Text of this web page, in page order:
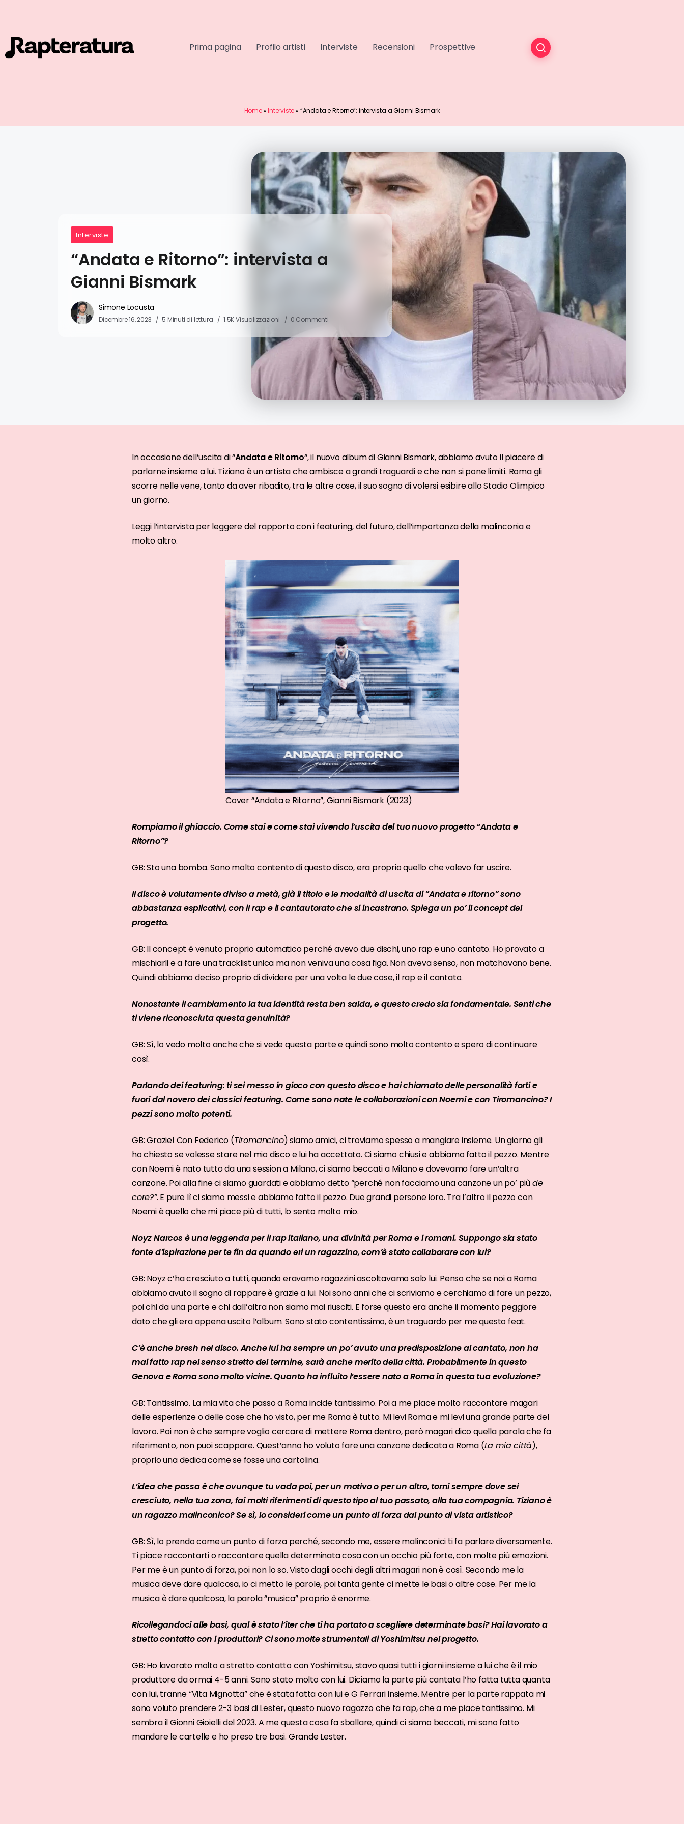
Prima pagina Profilo artisti Interviste Recensioni Prospettive
Home»Interviste» “Andata e Ritorno”: intervista a Gianni Bismark
Interviste
“Andata e Ritorno”: intervista a
Gianni Bismark
Simone Locusta
Dicembre 16, 2023 5 Minuti di lettura 1.5K Visualizzazioni 0 Commenti
In occasione dell’uscita di “Andata e Ritorno“, il nuovo album di Gianni Bismark, abbiamo avuto il piacere di
parlarne insieme a lui. Tiziano è un artista che ambisce a grandi traguardi e che non si pone limiti. Roma gli
scorre nelle vene, tanto da aver ribadito, tra le altre cose, il suo sogno di volersi esibire allo Stadio Olimpico
un giorno.
Leggi l’intervista per leggere del rapporto con i featuring, del futuro, dell’importanza della malinconia e
molto altro.
Cover “Andata e Ritorno”, Gianni Bismark (2023)
Rompiamo il ghiaccio. Come stai e come stai vivendo l’uscita del tuo nuovo progetto “Andata e
Ritorno”?
GB: Sto una bomba. Sono molto contento di questo disco, era proprio quello che volevo far uscire.
Il disco è volutamente diviso a metà, già il titolo e le modalità di uscita di ⁠”Andata e ritorno” sono
abbastanza esplicativi, con il rap e il cantautorato che si incastrano. Spiega un po’ il concept del
progetto.
GB: Il concept è venuto proprio automatico perché avevo due dischi, uno rap e uno cantato. Ho provato a
mischiarli e a fare una tracklist unica ma non veniva una cosa figa. Non aveva senso, non matchavano bene.
Quindi abbiamo deciso proprio di dividere per una volta le due cose, il rap e il cantato.
Nonostante il cambiamento la tua identità resta ben salda, e questo credo sia fondamentale. Senti che
ti viene riconosciuta questa genuinità?
GB: Sì, lo vedo molto anche che si vede questa parte e quindi sono molto contento e spero di continuare
così.
Parlando dei featuring: ti sei messo in gioco con questo disco e hai chiamato delle personalità forti e
fuori dal novero dei classici featuring. Come sono nate le collaborazioni con Noemi e con Tiromancino? I
pezzi sono molto potenti.
GB: Grazie! Con Federico (Tiromancino) siamo amici, ci troviamo spesso a mangiare insieme. Un giorno gli
ho chiesto se volesse stare nel mio disco e lui ha accettato. Ci siamo chiusi e abbiamo fatto il pezzo. Mentre
con Noemi è nato tutto da una session a Milano, ci siamo beccati a Milano e dovevamo fare un’altra
canzone. Poi alla fine ci siamo guardati e abbiamo detto “perché non facciamo una canzone un po’ piùde
core?”. E pure lì ci siamo messi e abbiamo fatto il pezzo. Due grandi persone loro. Tra l’altro il pezzo con
Noemi è quello che mi piace più di tutti, lo sento molto mio.
Noyz Narcos è una leggenda per il rap italiano, una divinità per Roma e i romani. Suppongo sia stato
fonte d’ispirazione per te fin da quando eri un ragazzino, com’è stato collaborare con lui?
GB: Noyz c’ha cresciuto a tutti, quando eravamo ragazzini ascoltavamo solo lui. Penso che se noi a Roma
abbiamo avuto il sogno di rappare è grazie a lui. Noi sono anni che ci scriviamo e cerchiamo di fare un pezzo,
poi chi da una parte e chi dall’altra non siamo mai riusciti. E forse questo era anche il momento peggiore
dato che gli era appena uscito l’album. Sono stato contentissimo, è un traguardo per me questo feat.
C’è anche bresh nel disco. Anche lui ha sempre un po’ avuto una predisposizione al cantato, non ha
mai fatto rap nel senso stretto del termine, sarà anche merito della città. Probabilmente in questo
Genova e Roma sono molto vicine. Quanto ha influito l’essere nato a Roma in questa tua evoluzione?
GB: Tantissimo. La mia vita che passo a Roma incide tantissimo. Poi a me piace molto raccontare magari
delle esperienze o delle cose che ho visto, per me Roma è tutto. Mi levi Roma e mi levi una grande parte del
lavoro. Poi non è che sempre voglio cercare di mettere Roma dentro, però magari dico quella parola che fa
riferimento, non puoi scappare. Quest’anno ho voluto fare una canzone dedicata a Roma (La mia città),
proprio una dedica come se fosse una cartolina.
L’idea che passa è che ovunque tu vada poi, per un motivo o per un altro, torni sempre dove sei
cresciuto, nella tua zona, fai molti riferimenti di questo tipo al tuo passato, alla tua compagnia. Tiziano è
un ragazzo malinconico? Se sì, lo consideri come un punto di forza dal punto di vista artistico?
GB: Sì, lo prendo come un punto di forza perché, secondo me, essere malinconici ti fa parlare diversamente.
Ti piace raccontarti o raccontare quella determinata cosa con un occhio più forte, con molte più emozioni.
Per me è un punto di forza, poi non lo so. Visto dagli occhi degli altri magari non è così. Secondo me la
musica deve dare qualcosa, io ci metto le parole, poi tanta gente ci mette le basi o altre cose. Per me la
musica è dare qualcosa, la parola “musica” proprio è enorme.
Ricollegandoci alle basi, qual è stato l’iter che ti ha portato a scegliere determinate basi? Hai lavorato a
stretto contatto con i produttori? Ci sono molte strumentali di Yoshimitsu nel progetto.
GB: Ho lavorato molto a stretto contatto con Yoshimitsu, stavo quasi tutti i giorni insieme a lui che è il mio
produttore da ormai 4-5 anni. Sono stato molto con lui. Diciamo la parte più cantata l’ho fatta tutta quanta
con lui, tranne “Vita Mignotta” che è stata fatta con lui e G Ferrari insieme. Mentre per la parte rappata mi
sono voluto prendere 2-3 basi di Lester, questo nuovo ragazzo che fa rap, che a me piace tantissimo. Mi
sembra il Gionni Gioielli del 2023. A me questa cosa fa sballare, quindi ci siamo beccati, mi sono fatto
mandare le cartelle e ho preso tre basi. Grande Lester.